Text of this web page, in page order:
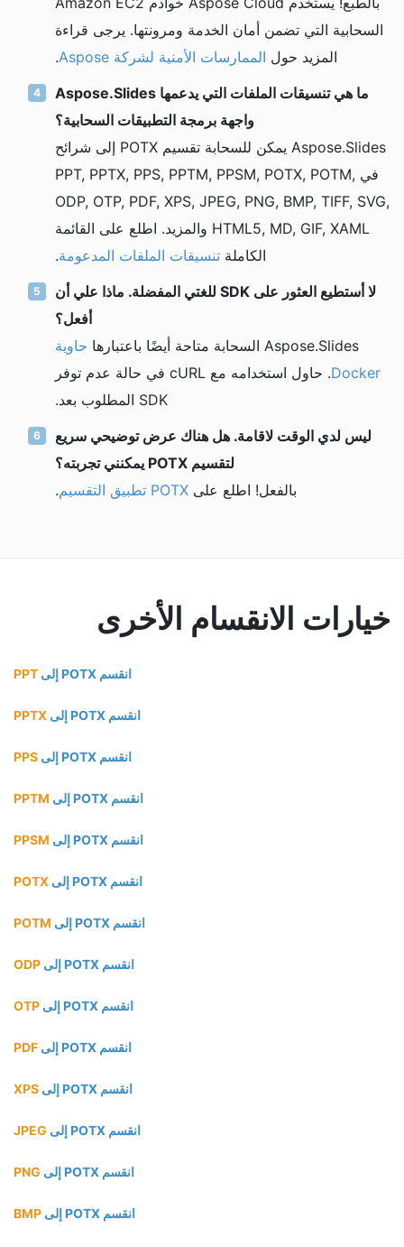
السحابية التي تضمن أمان الخدمة ومرونتها. يرجى قراءة
المزيد حول الممارسات الأمنية لشركة Aspose
.
ما هي تنسيقات الملفات التي يدعمها Aspose.Slides
واجهة برمجة التطبيقات السحابية؟
Aspose.Slides يمكن للسحابة تقسيم POTX إلى شرائح
في PPT, PPTX, PPS, PPTM, PPSM, POTX, POTM,
ODP, OTP, PDF, XPS, JPEG, PNG, BMP, TIFF, SVG,
HTML5, MD, GIF, XAML والمزيد. اطلع على القائمة
الكاملة تنسيقات الملفات المدعومة.
لا أستطيع العثور على SDK للغتي المفضلة. ماذا علي أن
أفعل؟
Aspose.Slides السحابة متاحة أيضًا باعتبارها
حاوية
Docker
. حاول استخدامه مع cURL في حالة عدم توفر
SDK المطلوب بعد.
ليس لدي الوقت لاقامة. هل هناك عرض توضيحي سريع
لتقسيم POTX يمكنني تجربته؟
بالفعل! اطلع على POTX تطبيق التقسيم .
خيارات الانقسام الأخرى
انقسم POTX إلى PPT
انقسم POTX إلى PPTX
انقسم POTX إلى PPS
انقسم POTX إلى PPTM
انقسم POTX إلى PPSM
انقسم POTX إلى POTX
انقسم POTX إلى POTM
انقسم POTX إلى ODP
انقسم POTX إلى OTP
انقسم POTX إلى PDF
انقسم POTX إلى XPS
انقسم POTX إلى JPEG
انقسم POTX إلى PNG
انقسم POTX إلى BMP